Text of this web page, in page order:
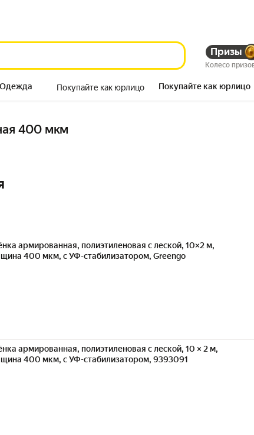
Призы
Колесо
Одежда Покупайте как юрлицо Покупайте как юрлицо
400 мкм
армированная, полиэтиленовая с леской, 10×2 м,
400 мкм, с УФ-стабилизатором, Greengo
армированная, полиэтиленовая с леской, 10 × 2 м,
400 мкм, с УФ-стабилизатором, 9393091